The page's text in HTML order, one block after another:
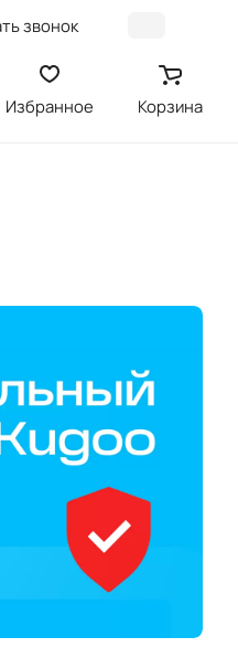
звонок
Избранное Корзина